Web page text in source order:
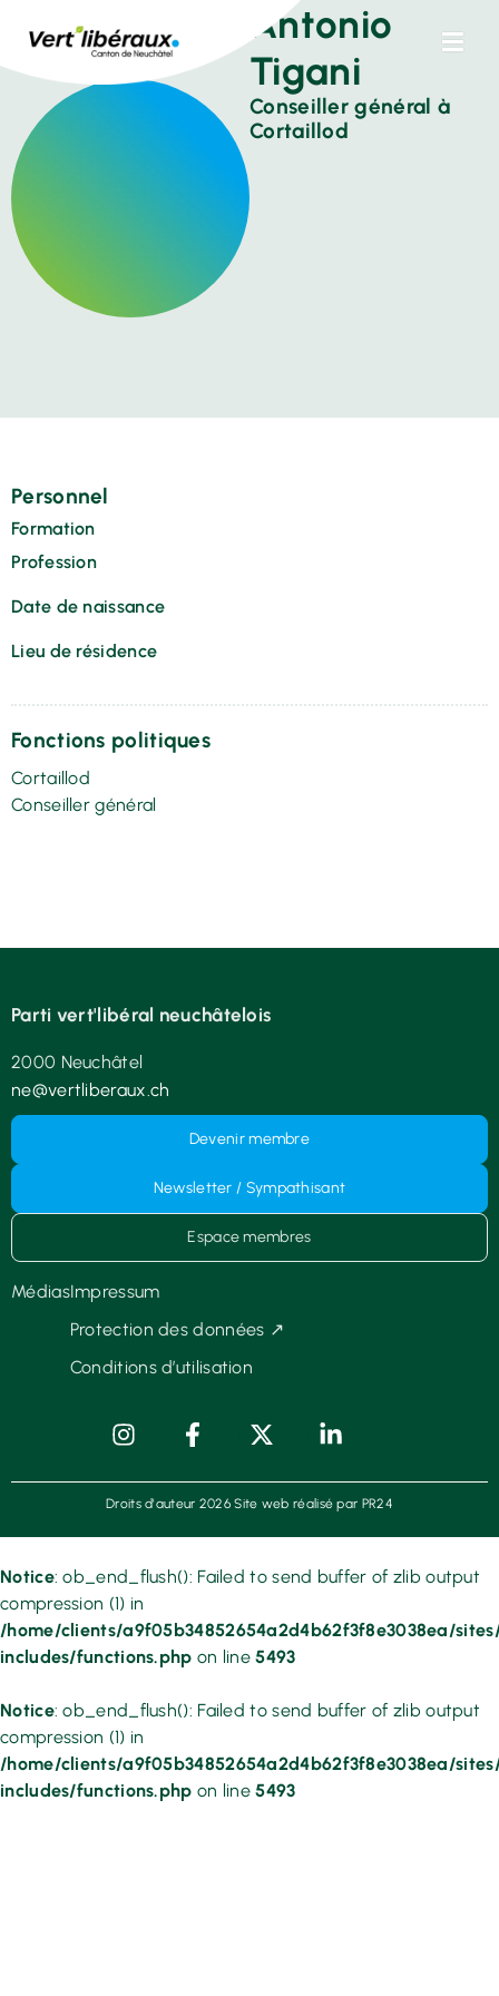
Antonio
Tigani
Conseiller général à
Cortaillod
Personnel
Formation
Profession
Date de naissance
Lieu de résidence
Fonctions politiques
Cortaillod
Conseiller général
Parti vert'libéral neuchâtelois
2000 Neuchâtel
ne@vertliberaux.ch
MédiasImpressum
Protection des données ↗
Conditions d’utilisation
Devenir membre
Newsletter / Sympathisant
Espace membres
Droits d'auteur 2026 Site web réalisé par PR24
Notice: ob_end_flush(): Failed to send buffer of zlib output
compression (1) in
/home/clients/a9f05b34852654a2d4b62f3f8e3038ea/
includes/functions.php on line5493
Notice: ob_end_flush(): Failed to send buffer of zlib output
compression (1) in
/home/clients/a9f05b34852654a2d4b62f3f8e3038ea/
includes/functions.php on line5493